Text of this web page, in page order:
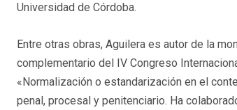
Universidad de Córdoba.
Entre otras obras, Aguilera es autor de la
complementario del IV Congreso
«Normalización o estandarización en el
penal, procesal y penitenciario. Ha